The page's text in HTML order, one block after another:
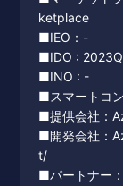
ketplace
■IEO：-
■IDO :
■INO : -
■スマートコ
■提供会社：
■開発会社：
t/
■パートナー